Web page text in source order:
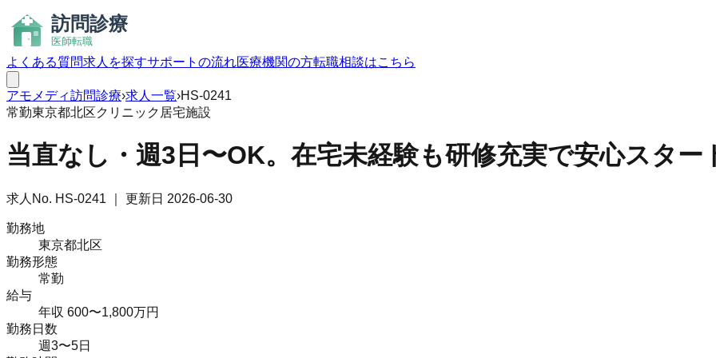
よくある質問求人を探すサポートの流れ医療機関の方転職相談はこちら
アモメディ訪問診療›求人一覧›HS-0241
常勤東京都北区クリニック 居宅施設
当直なし・週3日〜OK。在宅未経験も研修充実で安心スター
求人No. HS-0241 ｜ 更新日 2026-06-30
勤務地
東京都北区
勤務形態
常勤
給与
年収 600〜1,800万円
勤務日数
週3〜5日